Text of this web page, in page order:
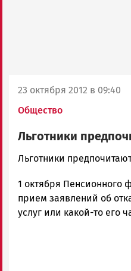
23 октября 2012 в 09:40
Общество
Льготники
admintimur
Петрозаводска
и
Карелии
Льготники
1 октября Пенсионного
прием заявлений об
услуг или какой-то его